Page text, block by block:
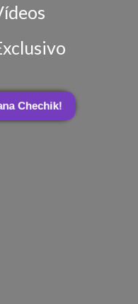
Chechik!